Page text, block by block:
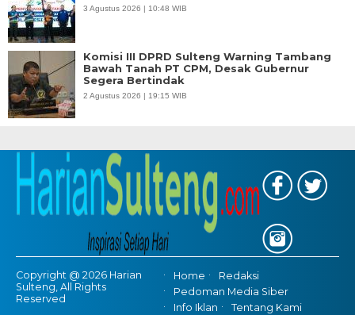
3 Agustus 2026 | 10:48 WIB
Komisi III DPRD Sulteng Warning Tambang
Bawah Tanah PT CPM, Desak Gubernur
Segera Bertindak
2 Agustus 2026 | 19:15 WIB
Copyright @ 2026 Harian
Sulteng, All Rights
Reserved
Home
Redaksi
Pedoman Media Siber
Info Iklan
Tentang Kami